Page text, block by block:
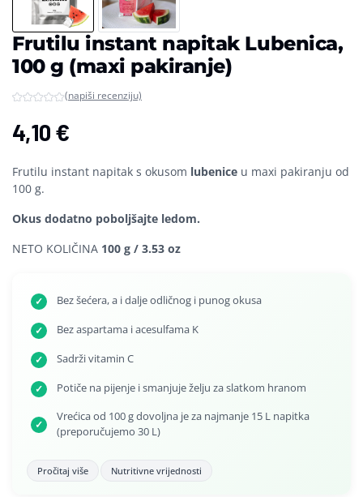
Frutilu instant napitak Lubenica,
100 g (maxi pakiranje)
(napiši recenziju)
4,10 €
Frutilu instant napitak s okusom lubenice u maxi pakiranju od
100 g.
Okus dodatno poboljšajte ledom.
NETO KOLIČINA 100 g / 3.53 oz
✓ Bez šećera, a i dalje odličnog i punog okusa
✓ Bez aspartama i acesulfama K
✓ Sadrži vitamin C
✓ Potiče na pijenje i smanjuje želju za slatkom hranom
✓
Vrećica od 100 g dovoljna je za najmanje 15 L napitka
(preporučujemo 30 L)
Pročitaj više Nutritivne vrijednosti